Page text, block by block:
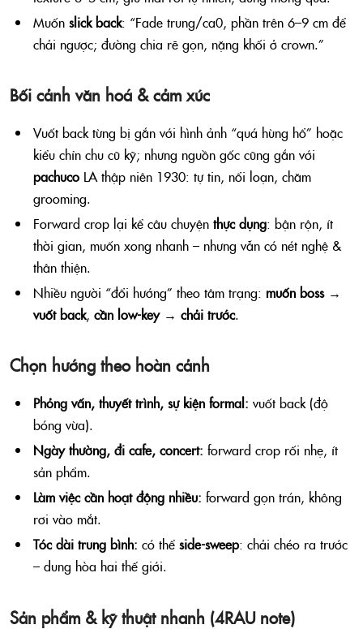
Muốn slick back: “Fade trung/ca0, phần trên 6–9 cm để
chải ngược; đường chia rẽ gọn, nặng khối ở crown.”
Bối cảnh văn hoá & cảm xúc
Vuốt back từng bị gắn với hình ảnh “quá hùng hổ” hoặc
kiểu chỉn chu cũ kỹ; nhưng nguồn gốc cũng gắn với
pachucoLA thập niên 1930: tự tin, nổi loạn, chăm
grooming.
Forward crop lại kể câu chuyện thực dụng: bận rộn, ít
thời gian, muốn xong nhanh – nhưng vẫn có nét nghệ &
thân thiện.
Nhiều người “đổi hướng” theo tâm trạng: muốn boss →
vuốt back, cần low-key → chải trước.
Chọn hướng theo hoàn cảnh
Phỏng vấn, thuyết trình, sự kiện formal: vuốt back (độ
bóng vừa).
Ngày thường, đi cafe, concert: forward crop rối nhẹ, ít
sản phẩm.
Làm việc cần hoạt động nhiều: forward gọn trán, không
rơi vào mắt.
Tóc dài trung bình: có thể side-sweep: chải chéo ra trước
– dung hòa hai thế giới.
Sản phẩm & kỹ thuật nhanh (4RAU note)